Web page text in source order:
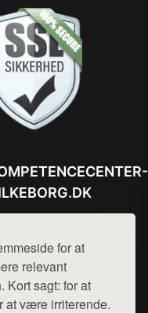
for at
relevant
Kort sagt: for at
at være irriterende.
hej@want.dk
og privatlivspolitik